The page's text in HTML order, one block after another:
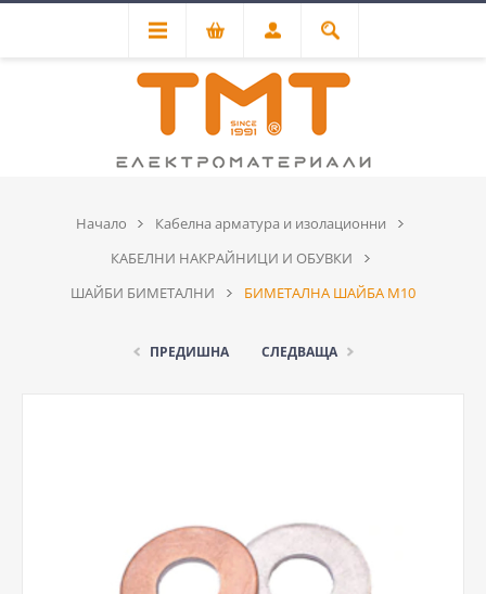
Начало
Кабелна арматура и изолационни
КАБЕЛНИ НАКРАЙНИЦИ И ОБУВКИ
ШАЙБИ БИМЕТАЛНИ
БИМЕТАЛНА ШАЙБА М10
ПРЕДИШНА СЛЕДВАЩА